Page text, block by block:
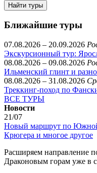
Найти туры
Ближайшие туры
07.08.2026 – 20.09.2026
Экскурсионный тур:
08.08.2026 – 09.08.2026
Ильменский глинт и
08.08.2026 – 31.08.2026
Треккинг-поход по
ВСЕ ТУРЫ
Новости
21/07
Новый маршрут по
Крюгера и многое другое
Расширяем направление
Драконовым горам уже в